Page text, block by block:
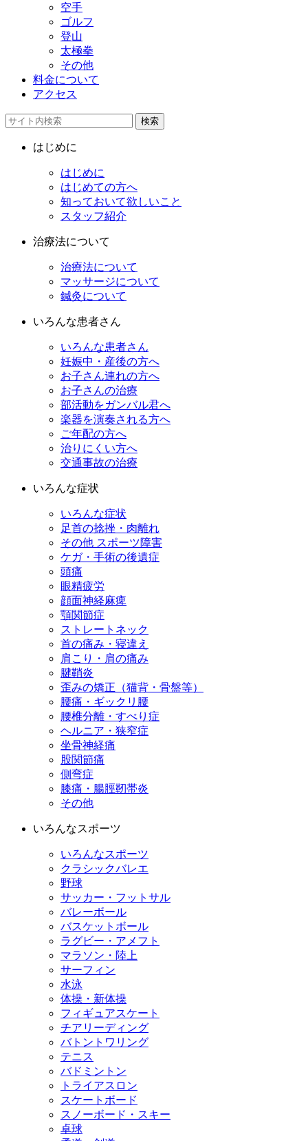
空手
ゴルフ
登山
太極拳
その他
料金について
アクセス
検索
はじめに
はじめに
はじめての方へ
知っておいて欲しいこと
スタッフ紹介
治療法について
治療法について
マッサージについて
鍼灸について
いろんな患者さん
いろんな患者さん
妊娠中・産後の方へ
お子さん連れの方へ
お子さんの治療
部活動をガンバル君へ
楽器を演奏される方へ
ご年配の方へ
治りにくい方へ
交通事故の治療
いろんな症状
いろんな症状
足首の捻挫・肉離れ
その他 スポーツ障害
ケガ・手術の後遺症
頭痛
眼精疲労
顔面神経麻痺
顎関節症
ストレートネック
首の痛み・寝違え
肩こり・肩の痛み
腱鞘炎
歪みの矯正（猫背・骨盤等）
腰痛・ギックリ腰
腰椎分離・すべり症
ヘルニア・狭窄症
坐骨神経痛
股関節痛
側弯症
膝痛・腸脛靭帯炎
その他
いろんなスポーツ
いろんなスポーツ
クラシックバレエ
野球
サッカー・フットサル
バレーボール
バスケットボール
ラグビー・アメフト
マラソン・陸上
サーフィン
水泳
体操・新体操
フィギュアスケート
チアリーディング
バトントワリング
テニス
バドミントン
トライアスロン
スケートボード
スノーボード・スキー
卓球